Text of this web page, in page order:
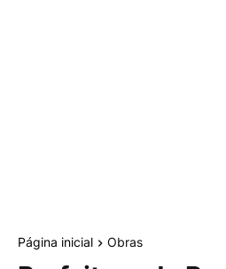
Página inicial Obras